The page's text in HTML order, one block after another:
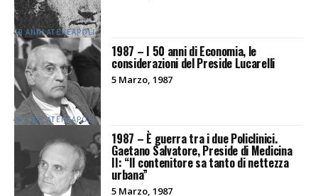
40 ANNI ATENEAPOLI
40 ANNI ATENEAPOLI
1987 – I 50 anni di Economia, le
considerazioni del Preside Lucarelli
5 Marzo, 1987
1987 – È guerra tra i due Policlinici.
Gaetano Salvatore, Preside di Medicina
II: “Il contenitore sa tanto di nettezza
urbana”
5 Marzo, 1987